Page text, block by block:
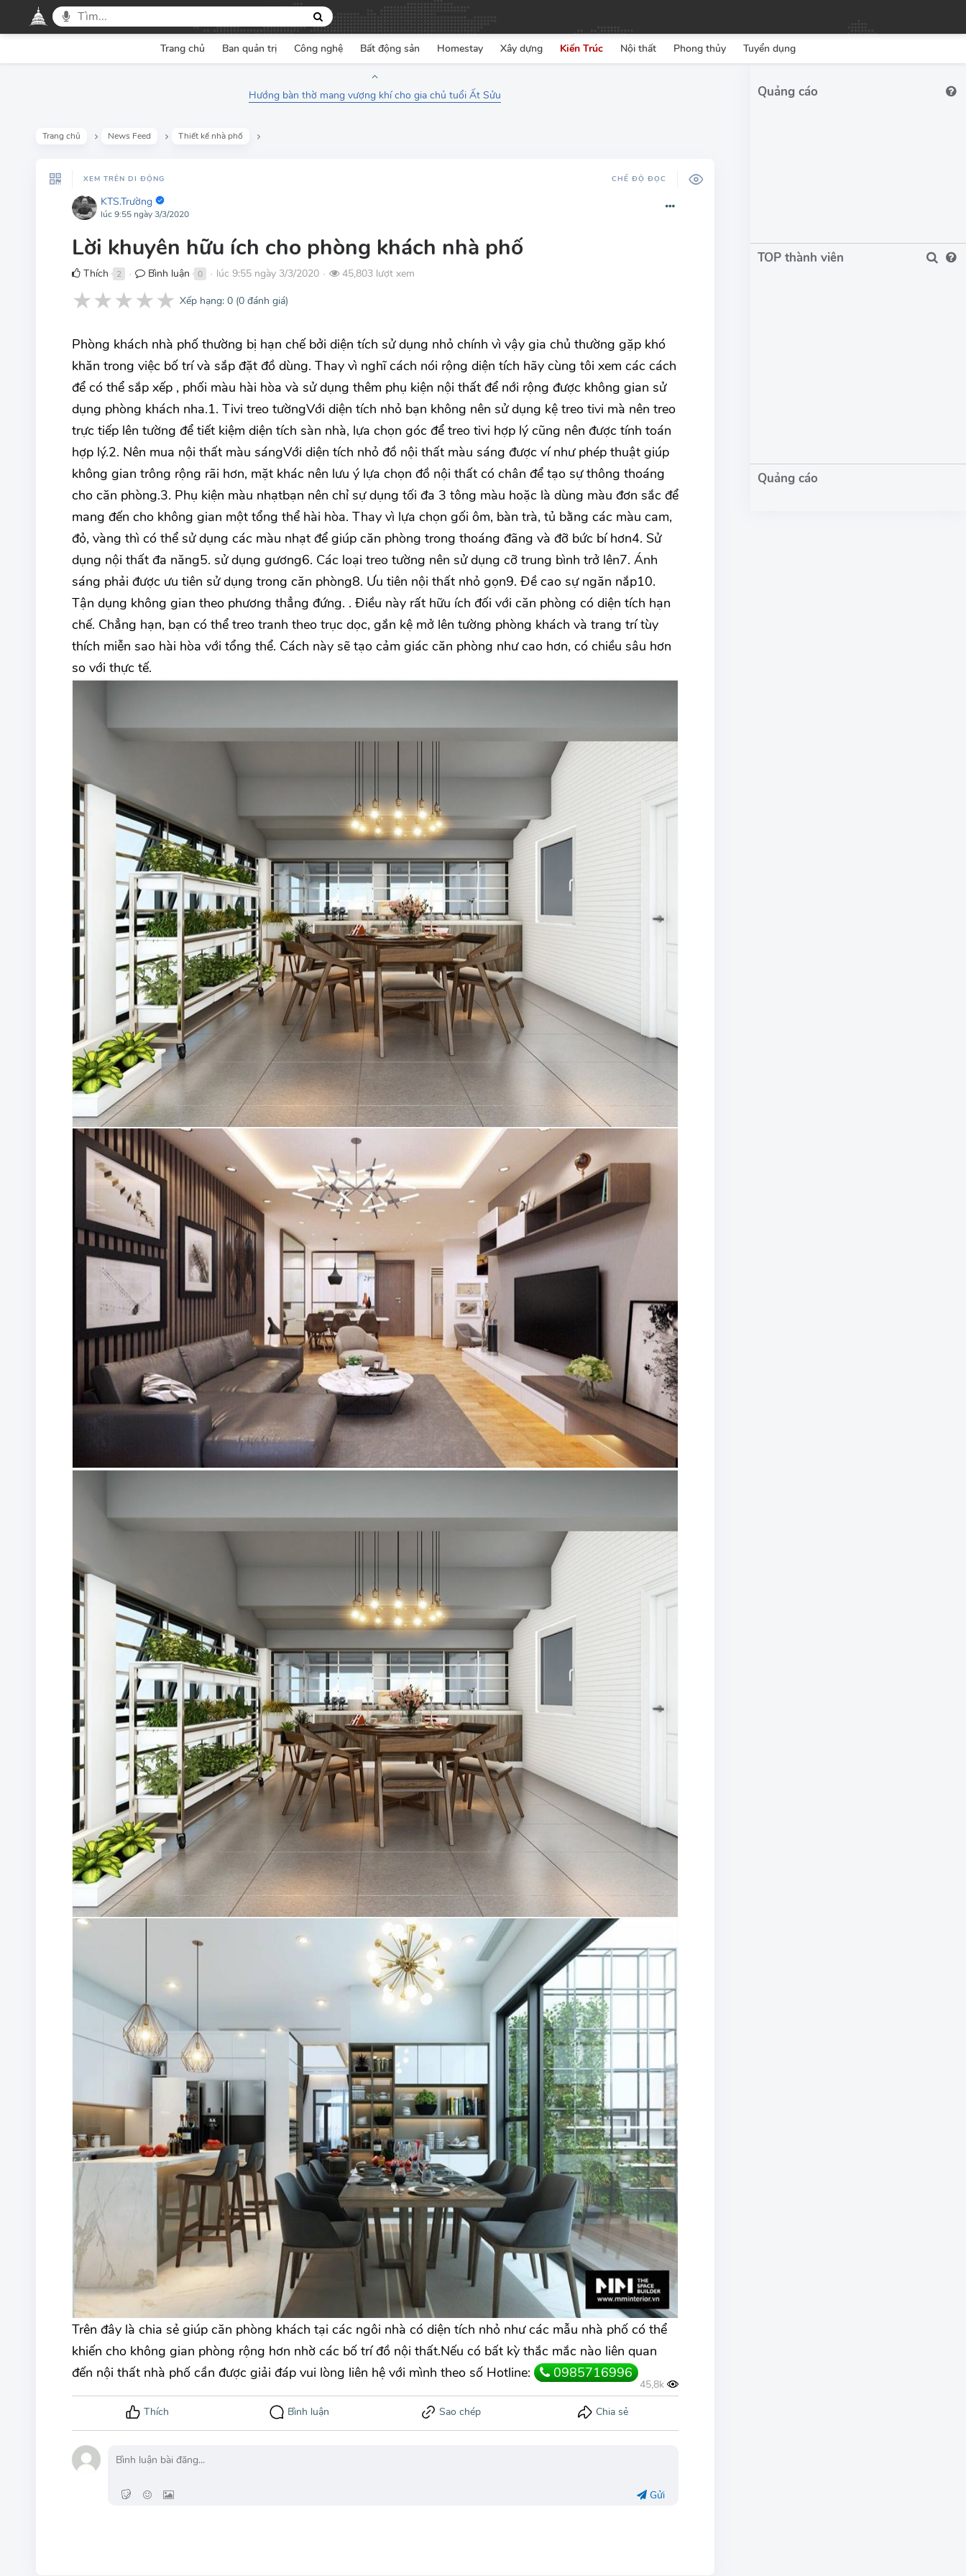
Trang chủ Ban quản trị Công nghệ Bất động sản Homestay Xây dựng Kiến Trúc Nội thất Phong thủy Tuyển dụng
Hướng bàn thờ mang vượng khí cho gia chủ tuổi Ất Sửu
Trang chủ News Feed Thiết kế nhà phố
XEM TRÊN DI ĐỘNG CHẾ ĐỘ ĐỌC
KTS.Trường
lúc 9:55 ngày 3/3/2020
Lời khuyên hữu ích cho phòng khách nhà phố
Thích 2 ● Bình luận 0 ● lúc 9:55 ngày 3/3/2020 ● 45,803 lượt xem
★★★★★ Xếp hạng: 0 (0đánh giá)
Phòng khách nhà phố thường bị hạn chế bởi diện tích sử dụng nhỏ chính vì vậy gia chủ thường gặp khó
khăn trong việc bố trí và sắp đặt đồ dùng. Thay vì nghĩ cách nói rộng diện tích hãy cùng tôi xem các cách
để có thể sắp xếp , phối màu hài hòa và sử dụng thêm phụ kiện nội thất để nới rộng được không gian sử
dụng phòng khách nha.1. Tivi treo tườngVới diện tích nhỏ bạn không nên sử dụng kệ treo tivi mà nên treo
trực tiếp lên tường để tiết kiệm diện tích sàn nhà, lựa chọn góc để treo tivi hợp lý cũng nên được tính toán
hợp lý.2. Nên mua nội thất màu sángVới diện tích nhỏ đồ nội thất màu sáng được ví như phép thuật giúp
không gian trông rộng rãi hơn, mặt khác nên lưu ý lựa chọn đồ nội thất có chân để tạo sự thông thoáng
cho căn phòng.3. Phụ kiện màu nhạtbạn nên chỉ sự dụng tối đa 3 tông màu hoặc là dùng màu đơn sắc để
mang đến cho không gian một tổng thể hài hòa. Thay vì lựa chọn gối ôm, bàn trà, tủ bằng các màu cam,
đỏ, vàng thì có thể sử dụng các màu nhạt để giúp căn phòng trong thoáng đãng và đỡ bức bí hơn4. Sử
dụng nội thất đa năng5. sử dụng gương6. Các loại treo tường nên sử dụng cỡ trung bình trở lên7. Ánh
sáng phải được ưu tiên sử dụng trong căn phòng8. Ưu tiên nội thất nhỏ gọn9. Đề cao sự ngăn nắp10.
Tận dụng không gian theo phương thẳng đứng. . Điều này rất hữu ích đối với căn phòng có diện tích hạn
chế. Chẳng hạn, bạn có thể treo tranh theo trục dọc, gắn kệ mở lên tường phòng khách và trang trí tùy
thích miễn sao hài hòa với tổng thể. Cách này sẽ tạo cảm giác căn phòng như cao hơn, có chiều sâu hơn
so với thực tế.
Trên đây là chia sẻ giúp căn phòng khách tại các ngôi nhà có diện tích nhỏ như các mẫu nhà phố có thể
khiến cho không gian phòng rộng hơn nhờ các bố trí đồ nội thất.Nếu có bất kỳ thắc mắc nào liên quan
đến nội thất nhà phố cần được giải đáp vui lòng liên hệ với mình theo số Hotline:
0985716996
Gửi
TOP thành viên